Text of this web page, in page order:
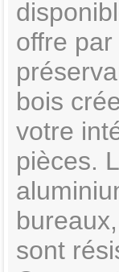
offre
bois
votre
pièces.
sont